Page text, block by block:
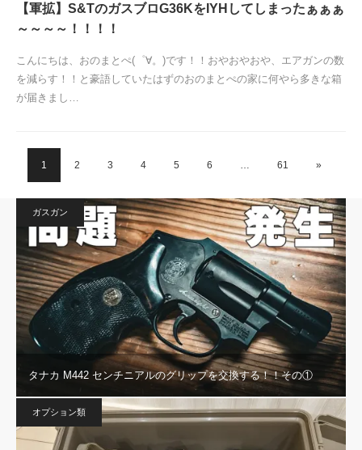
【軍拡】S&TのガスブロG36KをIYHしてしまったぁぁぁ
～～～～！！！！
こんにちは、おのまとぺ(゜∀。)です！！おやおやおや、エアガンの数
を減らす！！と豪語していたはずのおのまとぺの家に何やら多きな箱
が届きまし…
1 2 3 4 5 6 … 61 »
ガスガン
タナカ M442 センチニアルのグリップを交換する！！その①
オプション類